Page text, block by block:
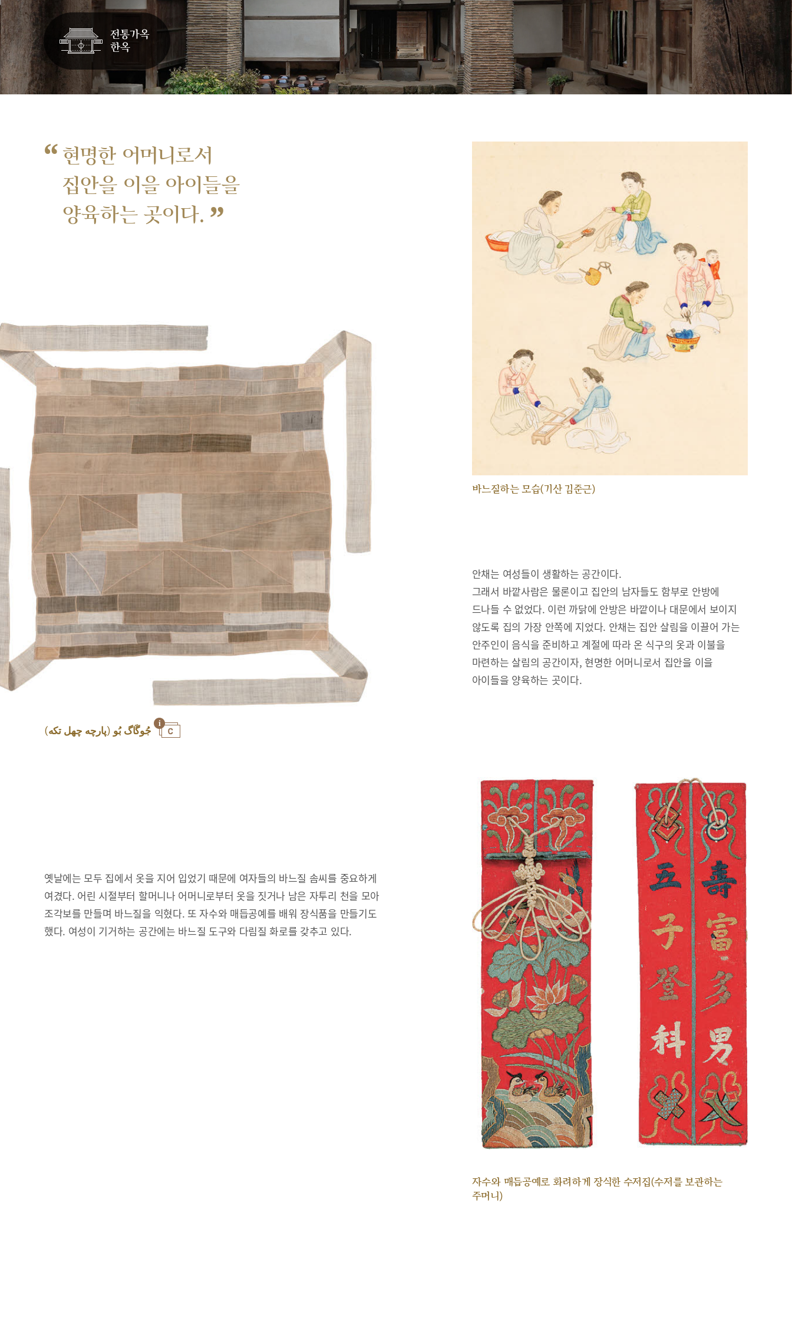
“ 현명한 어머니로서
집안을 이을 아이들을
양육하는 곳이다. ”
바느질하는 모습(기산 김준근)
안채는 여성들이 생활하는 공간이다.
그래서 바깥사람은 물론이고 집안의 남자들도 함부로 안방에
드나들 수 없었다. 이런 까닭에 안방은 바깥이나 대문에서 보이지
않도록 집의 가장 안쪽에 지었다. 안채는 집안 살림을 이끌어 가는
안주인이 음식을 준비하고 계절에 따라 온 식구의 옷과 이불을
마련하는 살림의 공간이자, 현명한 어머니로서 집안을 이을
아이들을 양육하는 곳이다.
옛날에는 모두 집에서 옷을 지어 입었기 때문에 여자들의 바느질 솜씨를 중요하게
여겼다. 어린 시절부터 할머니나 어머니로부터 옷을 짓거나 남은 자투리 천을 모아
조각보를 만들며 바느질을 익혔다. 또 자수와 매듭공예를 배워 장식품을 만들기도
했다. 여성이 기거하는 공간에는 바느질 도구와 다림질 화로를 갖추고 있다.
자수와 매듭공예로 화려하게 장식한 수저집(수저를 보관하는
주머니)